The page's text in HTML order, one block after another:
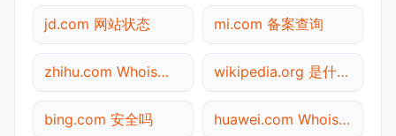
jd.com 网站状态 mi.com 备案查询
zhihu.com Whois查询 wikipedia.org 是什么网站
bing.com 安全吗 huawei.com Whois查询